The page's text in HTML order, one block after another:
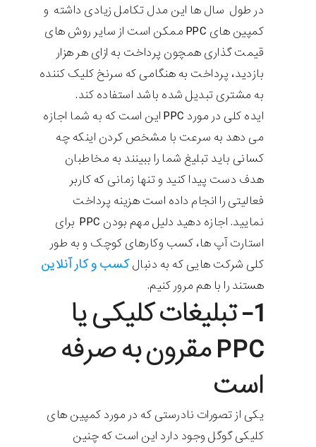
در طول سال ها این مدل تکامل زیادی داشته و
کمپین های PPC ممکن است از سایر روش های
قیمت گذاری همچون پرداخت به ازای هر هزار
بازدید، پرداخت به هنگامی که سرنخ کلیک کننده
به مشتری تبدیل شده باشد استفاده کند.
ایده کلی در مورد PPC این است که به شما اجازه
می دهد به سرعت با مشخص کردن اینکه چه
کسانی باید تبلیغ شما را ببینند به مخاطبان
هدف دست پیدا کنید و تنها زمانی که کاربر
فعالیتی را انجام داده است هزینه پرداخت
نمایید. اجازه دهید دلیل مهم بودن PPC برای
استارت آپ ها، کسب وکارهای کوچک و به طور
کلی شرکت هایی که به دنبالکسب و کار آنلاین
هستند را با هم مرور کنیم.
1- تبلیغات کلیکی یا
PPC مقرون به صرفه
است
یکی از تصورات نادرستی که در مورد کمپین های
کلیکی گوگل وجود دارد این است که چنین